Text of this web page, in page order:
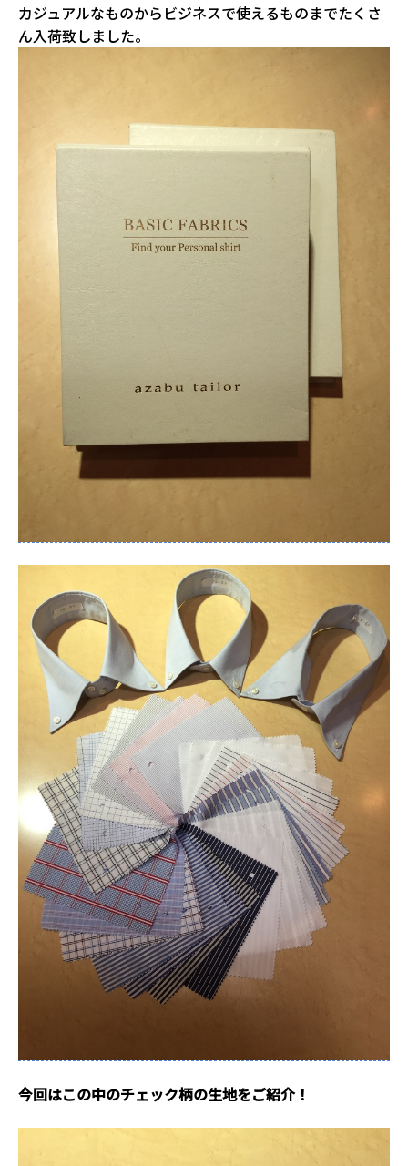
カジュアルなものからビジネスで使えるものまでたくさ
ん入荷致しました。
今回はこの中のチェック柄の生地をご紹介！